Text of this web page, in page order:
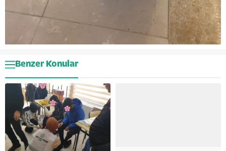
Benzer Konular